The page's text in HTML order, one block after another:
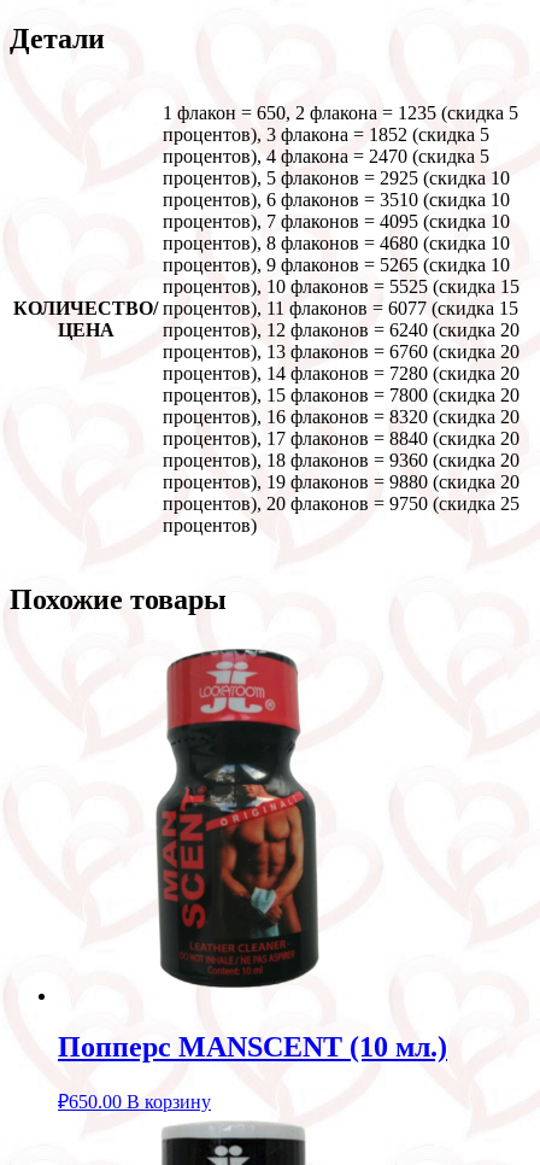
Детали
КОЛИЧЕСТВО/
ЦЕНА
1 флакон = 650, 2 флакона = 1235 (скидка 5
процентов), 3 флакона = 1852 (скидка 5
процентов), 4 флакона = 2470 (скидка 5
процентов), 5 флаконов = 2925 (скидка 10
процентов), 6 флаконов = 3510 (скидка 10
процентов), 7 флаконов = 4095 (скидка 10
процентов), 8 флаконов = 4680 (скидка 10
процентов), 9 флаконов = 5265 (скидка 10
процентов), 10 флаконов = 5525 (скидка 15
процентов), 11 флаконов = 6077 (скидка 15
процентов), 12 флаконов = 6240 (скидка 20
процентов), 13 флаконов = 6760 (скидка 20
процентов), 14 флаконов = 7280 (скидка 20
процентов), 15 флаконов = 7800 (скидка 20
процентов), 16 флаконов = 8320 (скидка 20
процентов), 17 флаконов = 8840 (скидка 20
процентов), 18 флаконов = 9360 (скидка 20
процентов), 19 флаконов = 9880 (скидка 20
процентов), 20 флаконов = 9750 (скидка 25
процентов)
Похожие товары
Попперс MANSCENT (10 мл.)
₽650.00 В корзину